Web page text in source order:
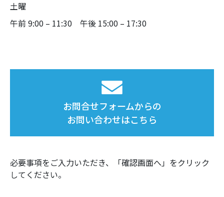
土曜
午前 9:00 – 11:30 午後 15:00 – 17:30
お問合せフォームからの
お問い合わせはこちら
必要事項をご入力いただき、「確認画面へ」をクリック
してください。